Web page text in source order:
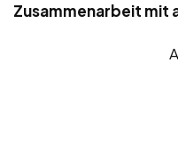
Zusammenarbeit mit